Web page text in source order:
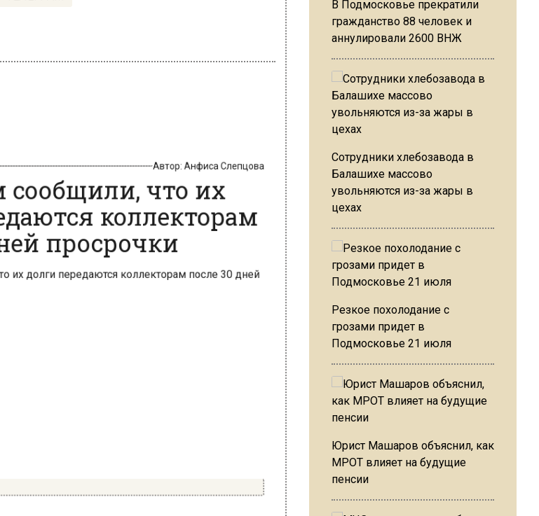
Автор:Анфиса Слепцова
сообщили, что их
коллекторам
просрочки
В Подмосковье прекратили
гражданство 88 человек и
аннулировали 2600 ВНЖ
Сотрудники хлебозавода в
Балашихе массово
увольняются из-за жары в
цехах
Резкое похолодание с
грозами придет в
Подмосковье 21 июля
Юрист Машаров объяснил, как
МРОТ влияет на будущие
пенсии